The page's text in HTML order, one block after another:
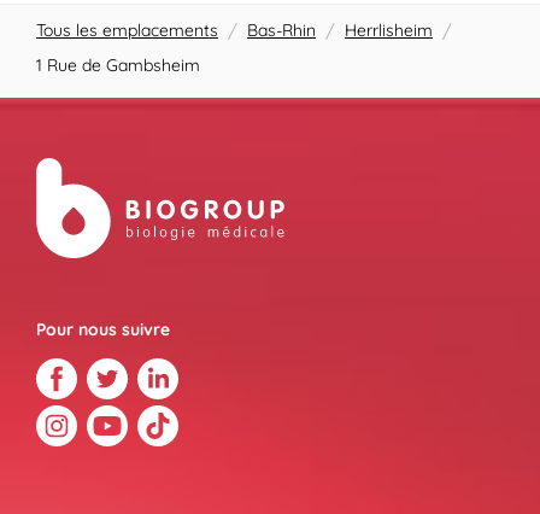
Tous les emplacements / Bas-Rhin / Herrlisheim /
1 Rue de Gambsheim
Pour nous suivre